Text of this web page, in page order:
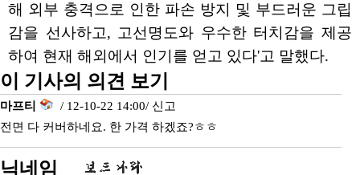
해 외부 충격으로 인한 파손 방지 및 부드러운 그립
감을 선사하고, 고선명도와 우수한 터치감을 제공
하여 현재 해외에서 인기를 얻고 있다'고 말했다.
이 기사의 의견 보기
마프티 / 12-10-22 14:00/ 신고
전면 다 커버하네요. 한 가격 하겠죠?ㅎㅎ
닉네임